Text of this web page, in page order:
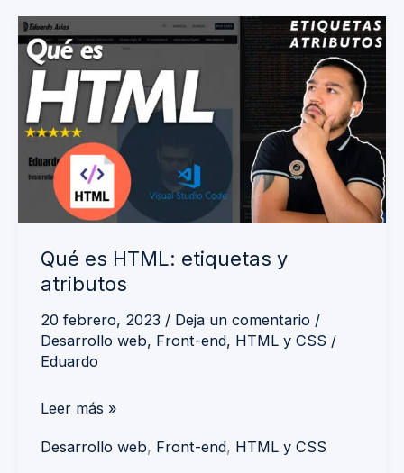
Qué es HTML: etiquetas y
atributos
20 febrero, 2023 / Deja un comentario /
Desarrollo web, Front-end, HTML y CSS /
Eduardo
Qué
es
HTML:
etiquetas
y
atributos
Leer más »
Desarrollo web, Front-end, HTML y CSS